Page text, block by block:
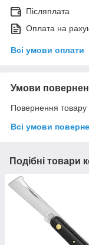
Післяплата
Оплата на
Всі умови оплати
Умови
Повернення товару
Всі умови
Подібні товари